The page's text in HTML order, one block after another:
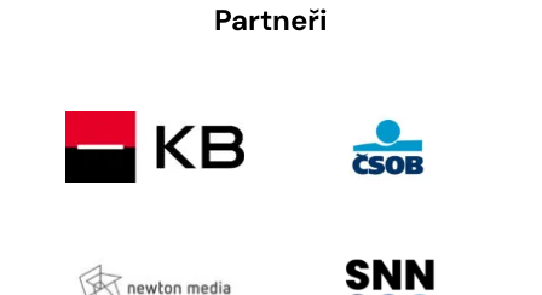
Partneři